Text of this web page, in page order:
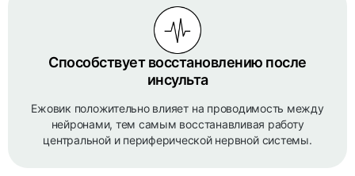
Способствует восстановлению после
инсульта
Ежовик положительно влияет на проводимость между
нейронами, тем самым восстанавливая работу
центральной и периферической нервной системы.